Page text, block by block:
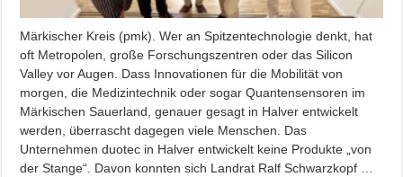
Märkischer Kreis (pmk). Wer an Spitzentechnologie denkt, hat
oft Metropolen, große Forschungszentren oder das Silicon
Valley vor Augen. Dass Innovationen für die Mobilität von
morgen, die Medizintechnik oder sogar Quantensensoren im
Märkischen Sauerland, genauer gesagt in Halver entwickelt
werden, überrascht dagegen viele Menschen. Das
Unternehmen duotec in Halver entwickelt keine Produkte „von
der Stange“. Davon konnten sich Landrat Ralf Schwarzkopf …